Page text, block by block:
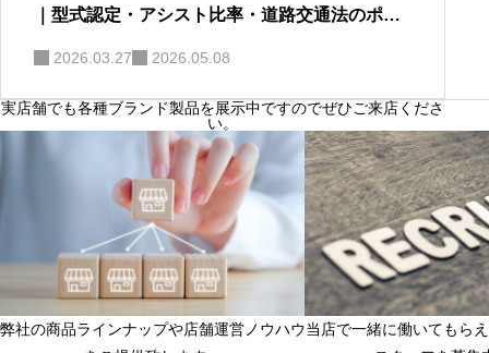
｜型式認定・アシスト比率・道路交通法のポイ
2026.03.27 2026.05.08
実店舗でも各種ブランド製品を展示中ですのでぜひご来店くださ
い。
弊社の商品ラインナップや店舗運営ノウハウ当店で一緒に働いてもら